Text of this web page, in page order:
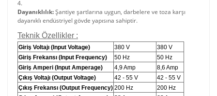
Dayanıklılık:Şantiye şartlarına uygun, darbelere ve toza karşı
dayanıklı endüstriyel gövde yapısına sahiptir.
Teknik Özellikler :
Giriş Voltajı (Input Voltage) 380 V
380 V
Giriş Frekansı (Input Frequency)
50 Hz
50 Hz
Giriş Amperi (Input Amperage)
4,9 Amp
8,6 Amp
Çıkış Voltajı (Output Voltage)
42 - 55 V
42 - 55 V
Çıkış Frekansı (Output Frequency) 200 Hz
200 Hz